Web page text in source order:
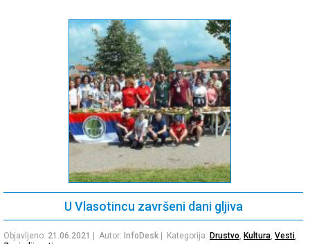
U Vlasotincu završeni dani gljiva
Objavljeno: 21.06.2021 | Autor: InfoDesk | Kategorija: Drustvo Kultura Vesti